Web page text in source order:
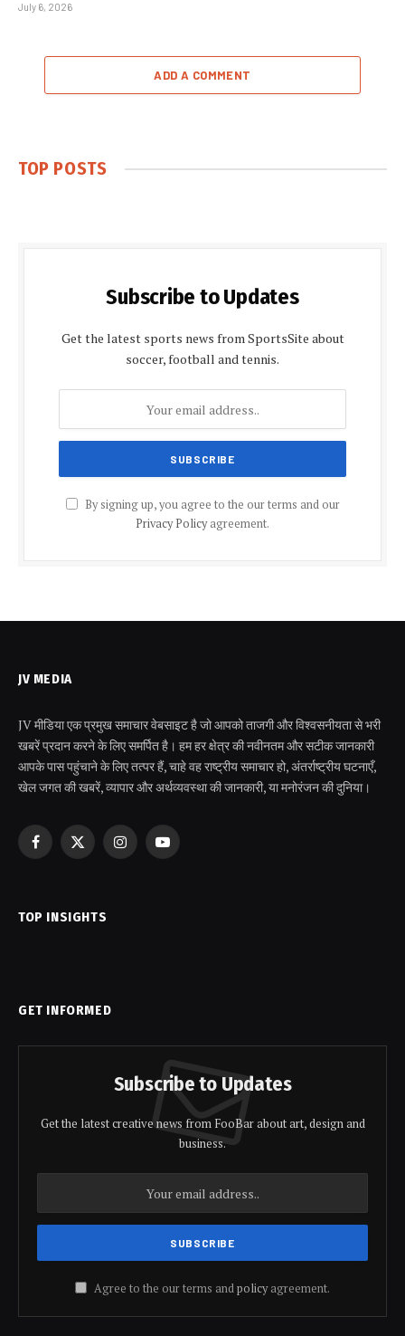
July 6, 2026
ADD A COMMENT
TOP POSTS
Subscribe to Updates
Get the latest sports news from SportsSite about
soccer, football and tennis.
By signing up, you agree to the our terms and our
Privacy Policyagreement.
JV MEDIA
JV मीडिया एक प्रमुख समाचार वेबसाइट है जो आपको ताजगी और विश्वसनीयता से भरी
खबरें प्रदान करने के लिए समर्पित है। हम हर क्षेत्र की नवीनतम और सटीक जानकारी
आपके पास पहुंचाने के लिए तत्पर हैं, चाहे वह राष्ट्रीय समाचार हो, अंतर्राष्ट्रीय घटनाएँ,
खेल जगत की खबरें, व्यापार और अर्थव्यवस्था की जानकारी, या मनोरंजन की दुनिया।
Facebook
X
InstagramYouTube
TOP INSIGHTS
GET INFORMED
Subscribe to Updates
Get the latest creative news from FooBar about art, design and
business.
Agree to the our terms andpolicyagreement.